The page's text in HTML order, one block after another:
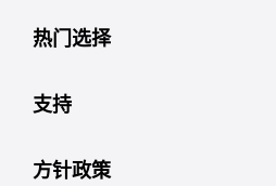
热门选择
支持
方针政策